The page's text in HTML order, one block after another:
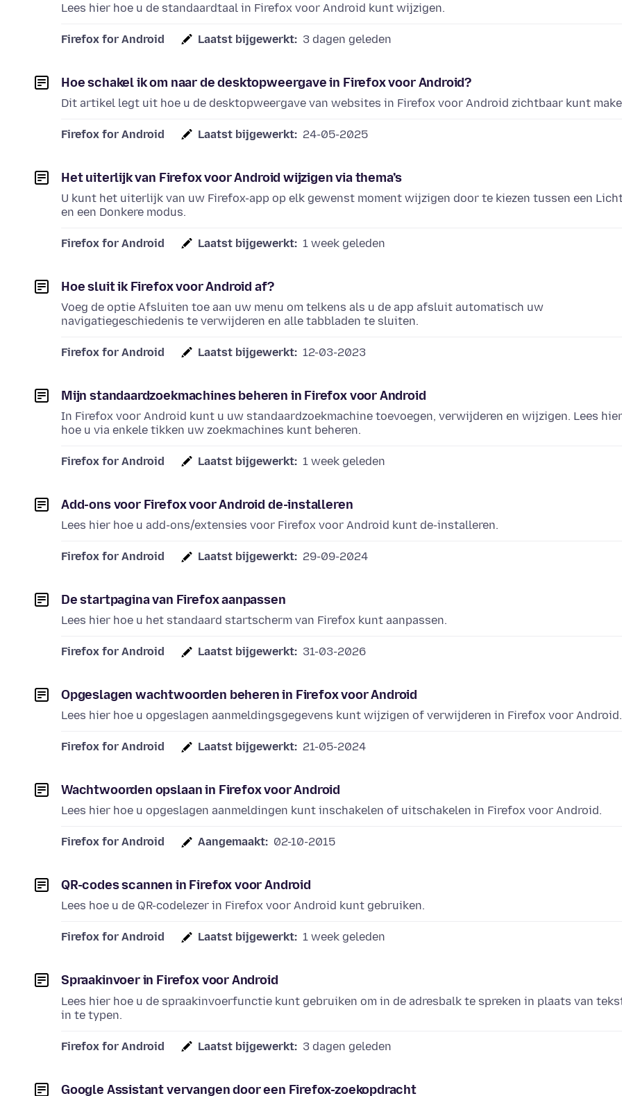
Lees hier hoe u de standaardtaal in Firefox voor Android kunt wijzigen.
Firefox for Android Laatst bijgewerkt: 3 dagen geleden
Hoe schakel ik om naar de desktopweergave in Firefox voor Android?
Dit artikel legt uit hoe u de desktopweergave van websites in Firefox voor Android zichtbaar kunt
Firefox for Android Laatst bijgewerkt: 24-05-2025
Het uiterlijk van Firefox voor Android wijzigen via thema’s
U kunt het uiterlijk van uw Firefox-app op elk gewenst moment wijzigen door te kiezen tussen een
en een Donkere modus.
Firefox for Android Laatst bijgewerkt: 1 week geleden
Hoe sluit ik Firefox voor Android af?
Voeg de optie Afsluiten toe aan uw menu om telkens als u de app afsluit automatisch uw
navigatiegeschiedenis te verwijderen en alle tabbladen te sluiten.
Firefox for Android Laatst bijgewerkt: 12-03-2023
Mijn standaardzoekmachines beheren in Firefox voor Android
In Firefox voor Android kunt u uw standaardzoekmachine toevoegen, verwijderen en wijzigen. Lees hier
hoe u via enkele tikken uw zoekmachines kunt beheren.
Firefox for Android Laatst bijgewerkt: 1 week geleden
Add-ons voor Firefox voor Android de-installeren
Lees hier hoe u add-ons/extensies voor Firefox voor Android kunt de-installeren.
Firefox for Android Laatst bijgewerkt: 29-09-2024
De startpagina van Firefox aanpassen
Lees hier hoe u het standaard startscherm van Firefox kunt aanpassen.
Firefox for Android Laatst bijgewerkt: 31-03-2026
Opgeslagen wachtwoorden beheren in Firefox voor Android
Lees hier hoe u opgeslagen aanmeldingsgegevens kunt wijzigen of verwijderen in Firefox voor Android.
Firefox for Android Laatst bijgewerkt: 21-05-2024
Wachtwoorden opslaan in Firefox voor Android
Lees hier hoe u opgeslagen aanmeldingen kunt inschakelen of uitschakelen in Firefox voor Android.
Firefox for Android Aangemaakt: 02-10-2015
QR-codes scannen in Firefox voor Android
Lees hoe u de QR-codelezer in Firefox voor Android kunt gebruiken.
Firefox for Android Laatst bijgewerkt: 1 week geleden
Spraakinvoer in Firefox voor Android
Lees hier hoe u de spraakinvoerfunctie kunt gebruiken om in de adresbalk te spreken in plaats van
in te typen.
Firefox for Android Laatst bijgewerkt: 3 dagen geleden
Google Assistant vervangen door een Firefox-zoekopdracht